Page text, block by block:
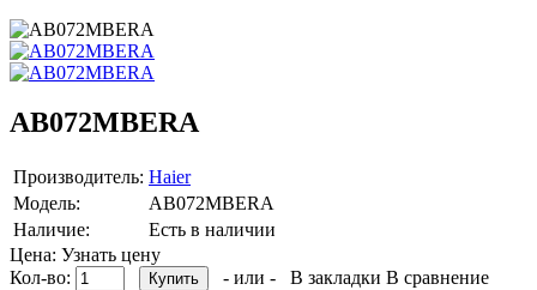
AB072MBERA
Производитель: Haier
Модель:
AB072MBERA
Наличие:
Есть в наличии
Цена: Узнать цену
Кол-во:
- или - В закладки В сравнение